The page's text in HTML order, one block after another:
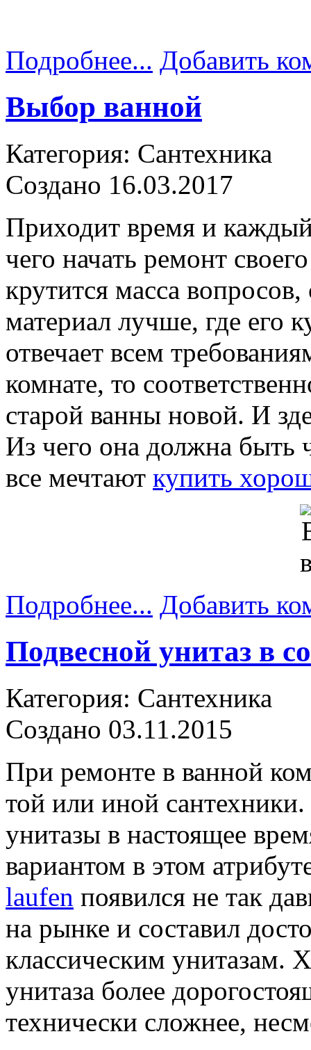
Подробнее... Добавить
Выбор ванной
Категория: Сантехника
Создано 16.03.2017
Приходит время и
чего начать ремонт
крутится масса
материал лучше, где его
отвечает всем
комнате, то
старой ванны новой. И
Из чего она должна быть
все мечтают купить
Подробнее... Добавить
Подвесной унитаз в
Категория: Сантехника
Создано 03.11.2015
При ремонте в ванной
той или иной
унитазы в настоящее
вариантом в этом
laufen появился не так
на рынке и составил
классическим унитазам.
унитаза более
технически сложнее,